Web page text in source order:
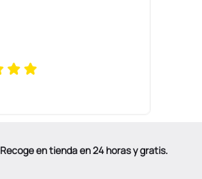
Recoge en tienda en 24 horas y gratis.